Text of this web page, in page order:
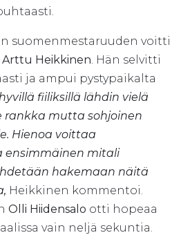
suomenmestaruuden voitti
Arttu Heikkinen . Hän selvitti
ja ampui pystypaikalta
fiiliksillä lähdin vielä
rankka mutta sohjoinen
Hienoa voittaa
ensimmäinen mitali
hakemaan näitä
Heikkinen kommentoi.
Olli Hiidensalo otti hopeaa
vain neljä sekuntia.